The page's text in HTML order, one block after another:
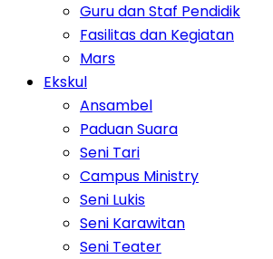
Guru dan Staf Pendidik
Fasilitas dan Kegiatan
Mars
Ekskul
Ansambel
Paduan Suara
Seni Tari
Campus Ministry
Seni Lukis
Seni Karawitan
Seni Teater